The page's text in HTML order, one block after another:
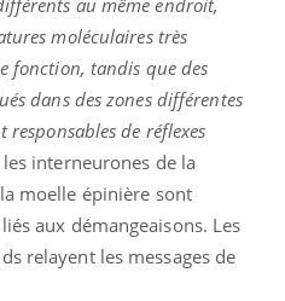
moléculaires très
fonction, tandis que des
dans des zones différentes
de réflexes
interneurones de la
moelle épinière sont
aux démangeaisons. Les
relayent les messages de